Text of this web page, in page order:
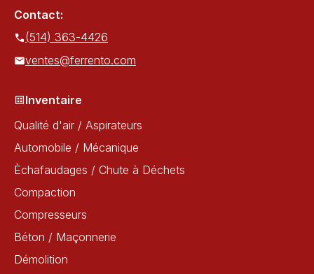
Contact:
(514) 363-4426
ventes@ferrento.com
Inventaire
Qualité d'air / Aspirateurs
Automobile / Mécanique
Èchafaudages / Chute à Déchets
Compaction
Compresseurs
Béton / Maçonnerie
Démolition